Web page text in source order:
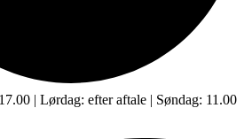
| Lørdag: efter aftale | Søndag: 11.00